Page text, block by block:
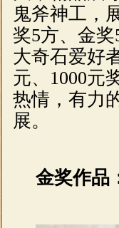
鬼斧神工，
奖5方、金奖
大奇石爱好
元、 1000元
热情，有力
展。
金奖作品